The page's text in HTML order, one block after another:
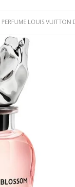
PERFUME LOUIS VUITTON